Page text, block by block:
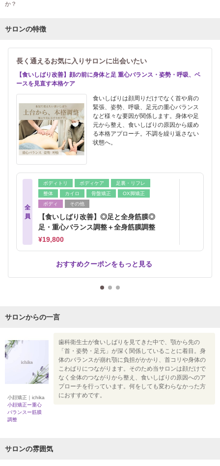
か？
サロンの特徴
長く通えるお気に入りサロンに出会いたい
【食いしばり改善】顔の前に身体と足 重心バランス・姿勢・呼吸、ベ
ースを見直す本格ケア
食いしばりは顔周りだけでなく首や肩の
緊張、姿勢、呼吸、足元の重心バランス
など様々な要因が関係します。身体や足
元から整え、食いしばりの原因から緩め
る本格アプローチ。不調を繰り返さない
状態へ。
全
員
ボディトリ ボディケア
足裏・リフレ
整体
カイロ 骨盤矯正
OX脚矯正
ボディ
その他
【食いしばり改善】◎足と全身筋膜◎
足・重心バランス調整＋全身筋膜調整
¥19,800
おすすめクーポンをもっと見る
サロンからの一言
小顔矯正｜ichika
小顔矯正ー重心
バランスー筋膜
調整
歯科衛生士が食いしばりを見てきた中で、顎から先の
「首・姿勢・足元」が深く関係していることに着目。身
体のバランスが崩れ顎に負担がかかり、首コリや身体の
こわばりにつながります。そのため当サロンは顔だけで
なく全体のつながりから整え、食いしばりの原因へのア
プローチを行っています。何をしても変わらなかった方
におすすめです。
サロンの雰囲気